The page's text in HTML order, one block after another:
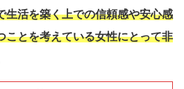
生活を築く上での信頼感や安心感
ことを考えている女性にとって非